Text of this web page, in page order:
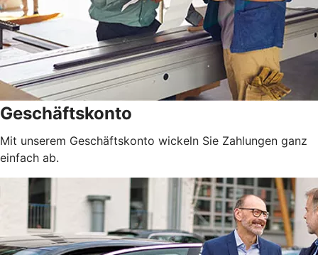
Geschäftskonto
Mit unserem Geschäftskonto wickeln Sie Zahlungen ganz
einfach ab.